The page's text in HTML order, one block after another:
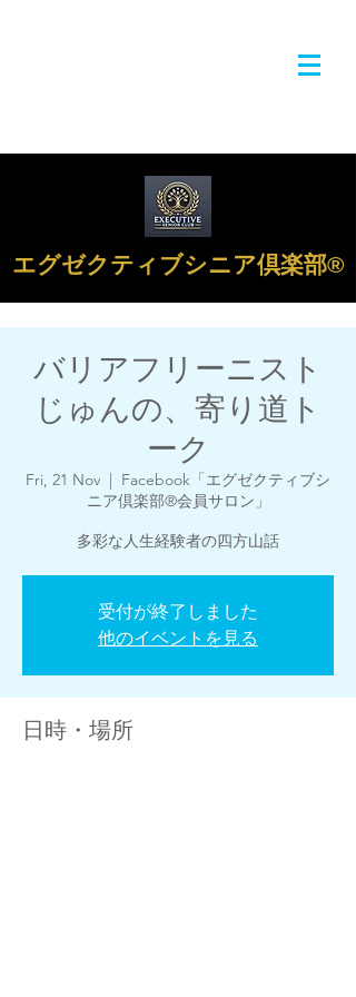
エグゼクティブシニア倶楽部®︎
バリアフリーニスト
じゅんの、寄り道ト
ーク
Fri, 21 Nov
  |
Facebook「エグゼクティブシ
ニア倶楽部®︎会員サロン」
多彩な人生経験者の四方山話
受付が終了しました
他のイベントを見る
日時・場所